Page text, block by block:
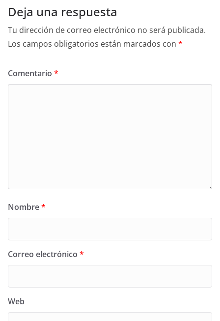
Deja una respuesta
Tu dirección de correo electrónico no será publicada.
Los campos obligatorios están marcados con *
Comentario *
Nombre*
Correo electrónico *
Web